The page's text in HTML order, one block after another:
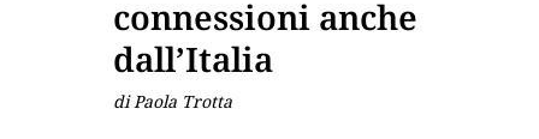
connessioni anche
dall’Italia
di Paola Trotta